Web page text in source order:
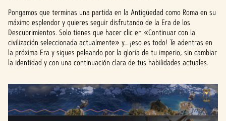
Pongamos que terminas una partida en la Antigüedad como Roma en su
máximo esplendor y quieres seguir disfrutando de la Era de los
Descubrimientos. Solo tienes que hacer clic en «Continuar con la
civilización seleccionada actualmente» y… ¡eso es todo! Te adentras en
la próxima Era y sigues peleando por la gloria de tu imperio, sin cambiar
la identidad y con una continuación clara de tus habilidades actuales.